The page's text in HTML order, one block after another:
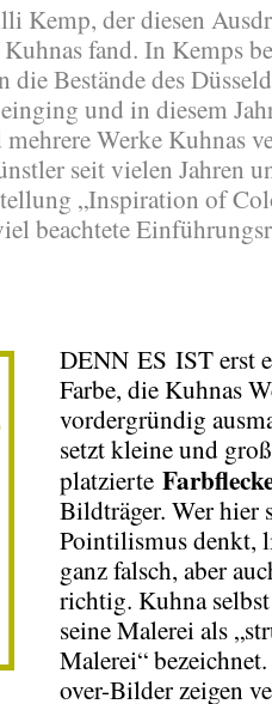
Kemp, der diesen
fand. In Kemps
Bestände des
und in diesem
mehrere Werke Kuhnas
seit vielen Jahren
„Inspiration of
beachtete
DENN ES IST erst
Farbe, die Kuhnas
vordergründig
setzt kleine und
platzierte
Bildträger. Wer hier
Pointilismus denkt,
ganz falsch, aber
richtig. Kuhna
seine Malerei als
Malerei“
over-Bilder zeigen